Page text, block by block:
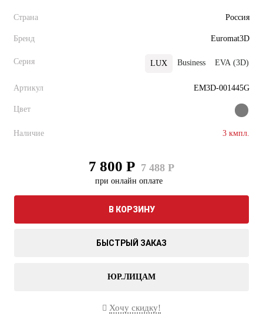
Страна Россия
Бренд Euromat3D
Серия LUX Business EVA (3D)
Артикул EM3D-001445G
Цвет
Наличие 3 кмпл.
7 800 Р 7 488 Р
при онлайн оплате
В КОРЗИНУ
БЫСТРЫЙ ЗАКАЗ
ЮР.ЛИЦАМ
Хочу скидку!